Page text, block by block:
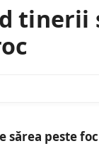
tinerii
sărea peste